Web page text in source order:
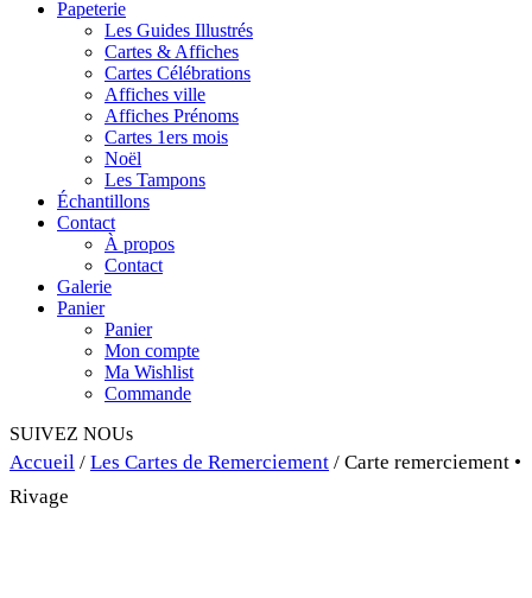
Papeterie
Les Guides Illustrés
Cartes & Affiches
Cartes Célébrations
Affiches ville
Affiches Prénoms
Cartes 1ers mois
Noël
Les Tampons
Échantillons
Contact
À propos
Contact
Galerie
Panier
Panier
Mon compte
Ma Wishlist
Commande
SUIVEZ NOUs
Accueil / Les Cartes de Remerciement / Carte remerciement •
Rivage